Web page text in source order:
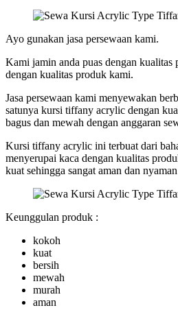
Ayo gunakan jasa persewaan kami.
Kami jamin anda puas dengan kualitas
dengan kualitas produk kami.
Jasa persewaan kami menyewakan
satunya kursi tiffany acrylic dengan
bagus dan mewah dengan anggaran
Kursi tiffany acrylic ini terbuat dari
menyerupai kaca dengan kualitas
kuat sehingga sangat aman dan
Keunggulan produk :
kokoh
kuat
bersih
mewah
murah
aman